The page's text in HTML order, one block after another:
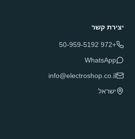
יצירת קשר
+972 50-959-5192
WhatsApp
info@electroshop.co.il
ישראל